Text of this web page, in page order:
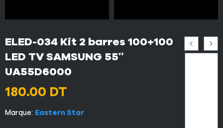
ELED-034 Kit 2 barres 100+100
LED TV SAMSUNG 55″
UA55D6000
180.00 DT
Marque: Eastern Star